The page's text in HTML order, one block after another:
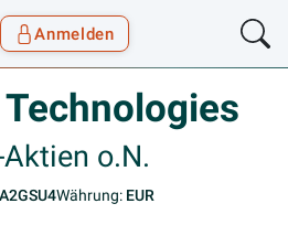
Anmelden
o.N.
A2GSU4Währung: EUR